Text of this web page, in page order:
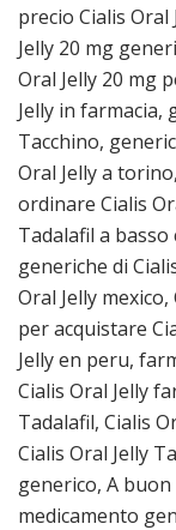
precio Cialis Oral
Jelly 20 mg
Oral Jelly 20 mg
Jelly in farmacia,
Tacchino,
Oral Jelly a
ordinare Cialis
Tadalafil a
generiche di
Oral Jelly
per acquistare
Jelly en peru,
Cialis Oral Jelly
Tadalafil, Cialis
Cialis Oral Jelly
generico, A buon
medicamento